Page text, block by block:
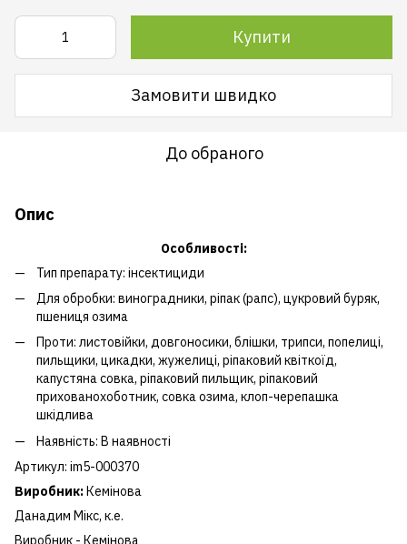
Купити
Замовити швидко
До обраного
Опис
Особливості:
Тип препарату: інсектициди
Для обробки: виноградники, ріпак (рапс), цукровий буряк,
пшениця озима
Проти: листовійки, довгоносики, блішки, трипси, попелиці,
пильщики, цикадки, жужелиці, ріпаковий квіткоїд,
капустяна совка, ріпаковий пильщик, ріпаковий
прихованохоботник, совка озима, клоп-черепашка
шкідлива
Наявність: В наявності
Артикул: im5-000370
Виробник:Кемінова
Данадим Мікс, к.е.
Виробник - Кемінова